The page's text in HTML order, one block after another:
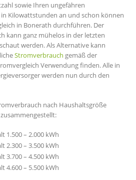
sowie Ihren ungefähren
in Kilowattstunden an und schon können
in Bonerath durchführen. Der
kann ganz mühelos in der letzten
werden. Als Alternative kann
Stromverbrauch gemäß der
Verwendung finden. Alle in
werden nun durch den
nach Haushaltsgröße
1.500 – 2.000 kWh
2.300 – 3.500 kWh
3.700 – 4.500 kWh
4.600 – 5.500 kWh